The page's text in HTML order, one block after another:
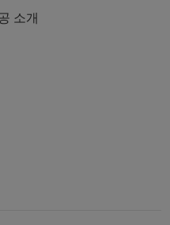
소개